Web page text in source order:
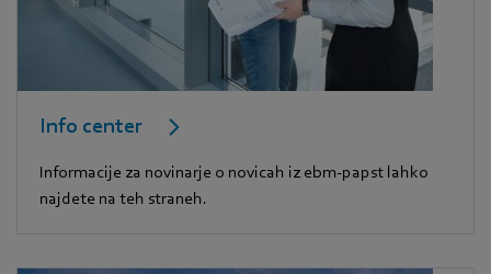
Info center
Informacije za novinarje o novicah iz ebm-papst lahko
najdete na teh straneh.